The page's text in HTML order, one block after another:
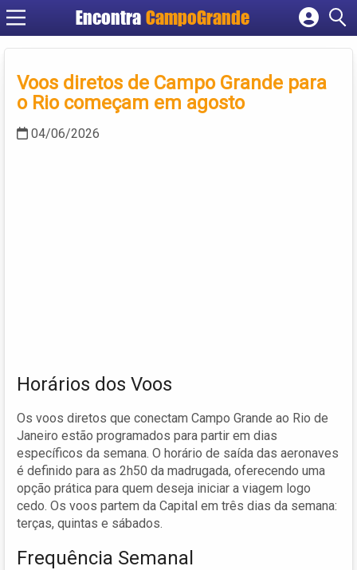
Encontra CampoGrande
Cadastrar empresa
Criar conta
Voos diretos de Campo Grande para
o Rio começam em agosto
04/06/2026
Horários dos Voos
Os voos diretos que conectam Campo Grande ao Rio de
Janeiro estão programados para partir em dias
específicos da semana. O horário de saída das aeronaves
é definido para as 2h50 da madrugada, oferecendo uma
opção prática para quem deseja iniciar a viagem logo
cedo. Os voos partem da Capital em três dias da semana:
terças, quintas e sábados.
Frequência Semanal